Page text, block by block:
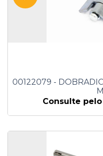
00122079 -
Consulte pelo